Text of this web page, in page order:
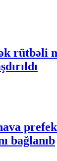
rütbəli
bağlanıb